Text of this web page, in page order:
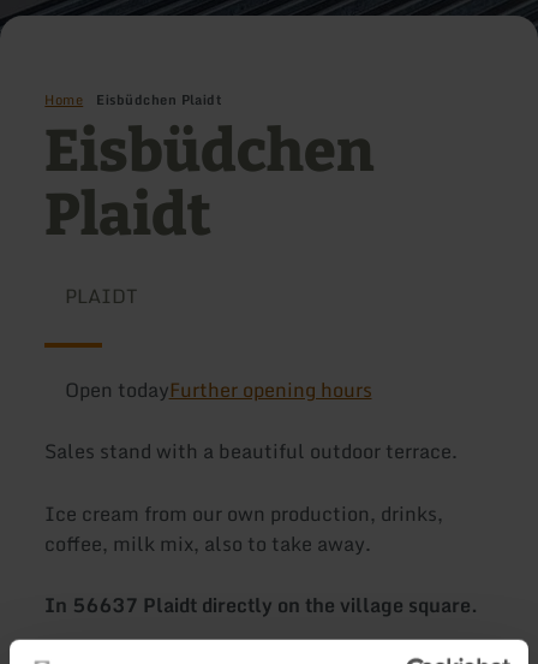
Home Eisbüdchen Plaidt
Eisbüdchen
Plaidt
PLAIDT
Open todayFurther opening hours
Sales stand with a beautiful outdoor terrace.
Ice cream from our own production, drinks,
coffee, milk mix, also to take away.
In 56637 Plaidt directly on the village square.